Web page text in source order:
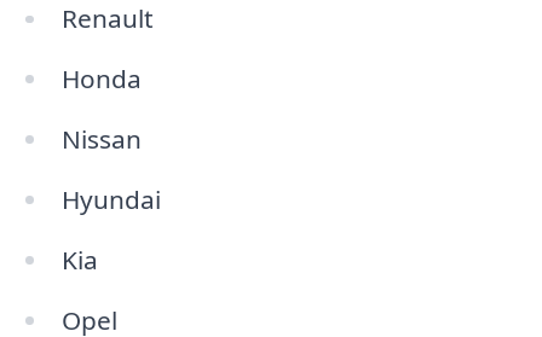
Renault
Honda
Nissan
Hyundai
Kia
Opel